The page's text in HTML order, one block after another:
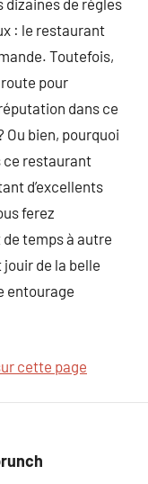
de règles
: le restaurant
Toutefois,
pour
dans ce
Ou bien, pourquoi
ce restaurant
d’excellents
ferez
temps à autre
de la belle
entourage
cette page